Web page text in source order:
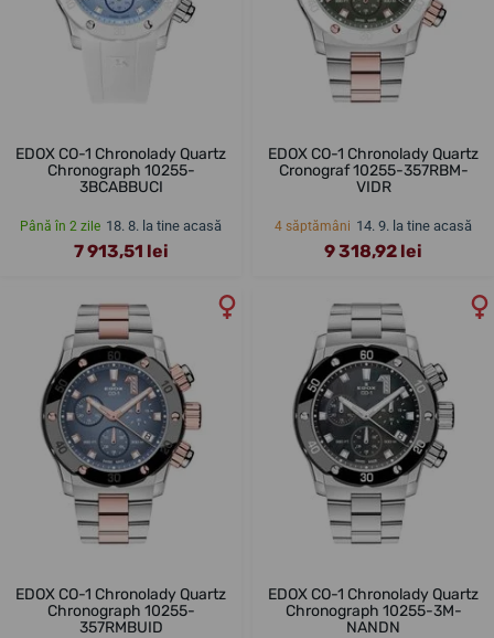
EDOX CO-1 Chronolady Quartz
Chronograph 10255-
3BCABBUCI
Până în 2 zile 18. 8. la tine acasă
7 913,51 lei
EDOX CO-1 Chronolady Quartz
Cronograf 10255-357RBM-
VIDR
4 săptămâni 14. 9. la tine acasă
9 318,92 lei
EDOX CO-1 Chronolady Quartz
Chronograph 10255-
357RMBUID
EDOX CO-1 Chronolady Quartz
Chronograph 10255-3M-
NANDN